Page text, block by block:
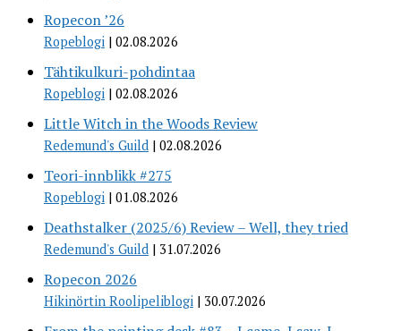
Ropecon ’26
Ropeblogi 02.08.2026
Tähtikulkuri-pohdintaa
Ropeblogi 02.08.2026
Little Witch in the Woods Review
Redemund's Guild 02.08.2026
Teori-innblikk #275
Ropeblogi 01.08.2026
Deathstalker (2025/6) Review – Well, they tried
Redemund's Guild 31.07.2026
Ropecon 2026
Hikinörtin Roolipeliblogi 30.07.2026